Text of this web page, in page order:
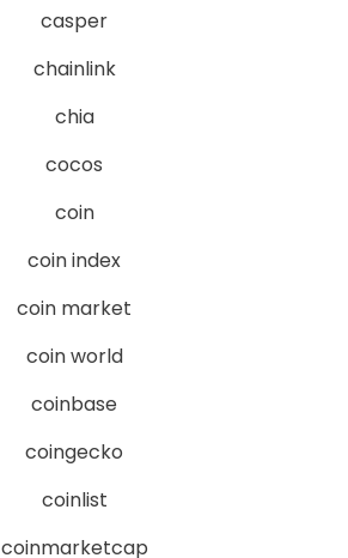
casper
chainlink
chia
cocos
coin
coin index
coin market
coin world
coinbase
coingecko
coinlist
coinmarketcap